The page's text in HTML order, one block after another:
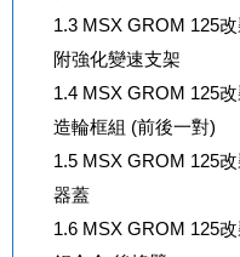
1.3MSX GROM 125改
附強化變速支架
1.4MSX GROM 125改
造輪框組 (前後一對)
1.5MSX GROM 125改
器蓋
1.6MSX GROM 125改